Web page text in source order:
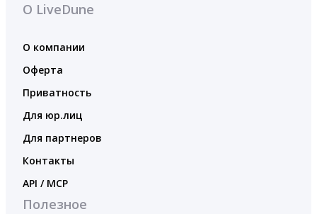
О LiveDune
О компании
Оферта
Приватность
Для юр.лиц
Для партнеров
Контакты
API / MCP
Полезное